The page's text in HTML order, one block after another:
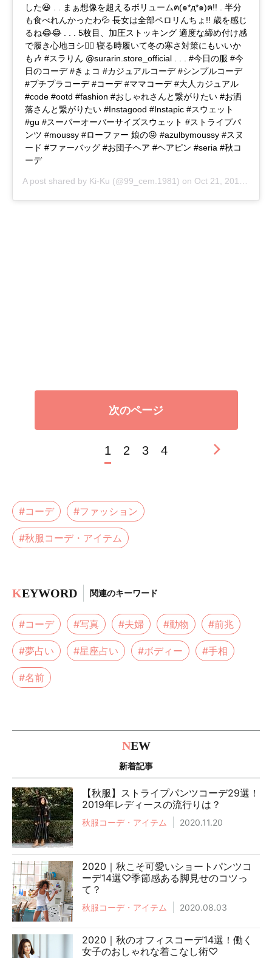
した😆 . . まぁ想像を超えるボリュームฅ(๑*д*๑)ฅ!! . 半分
も食べれんかったわ💦 長女は全部ペロリんちょ!! 歳を感じ
るね😂😂 . . . 5枚目、加圧ストッキング 適度な締め付け感
で履き心地ヨシ🙆‍♀️ 寝る時履いて冬の寒さ対策にもいいか
も🎶 #スラりん @surarin.store_official . . . #今日の服 #今
日のコーデ #きょコ #カジュアルコーデ #シンプルコーデ
#プチプラコーデ #コーデ #ママコーデ #大人カジュアル
#code #ootd #fashion #おしゃれさんと繋がりたい #お洒
落さんと繋がりたい #Instagood #Instapic #スウェット
#gu #スーパーオーバーサイズスウェット #ストライプパ
ンツ #moussy #ローファー 娘の😝 #azulbymoussy #スヌ
ード #ファーバッグ #お団子ヘア #ヘアピン #seria #秋コ
ーデ
A post shared by Ki-Ku (@99_cem.1981) on Oct 21, 2019 at 1:43am PDT
次のページ
1 2 3 4
#コーデ #ファッション
#秋服コーデ・アイテム
KEYWORD 関連のキーワード
#コーデ #写真 #夫婦 #動物 #前兆
#夢占い #星座占い #ボディー #手相
#名前
NEW
新着記事
【秋服】ストライプパンツコーデ29選！
2019年レディースの流行りは？
秋服コーデ・アイテム 2020.11.20
2020｜秋こそ可愛いショートパンツコ
ーデ14選♡季節感ある脚見せのコツっ
て？
秋服コーデ・アイテム 2020.08.03
2020｜秋のオフィスコーデ14選！働く
女子のおしゃれな着こなし術♡